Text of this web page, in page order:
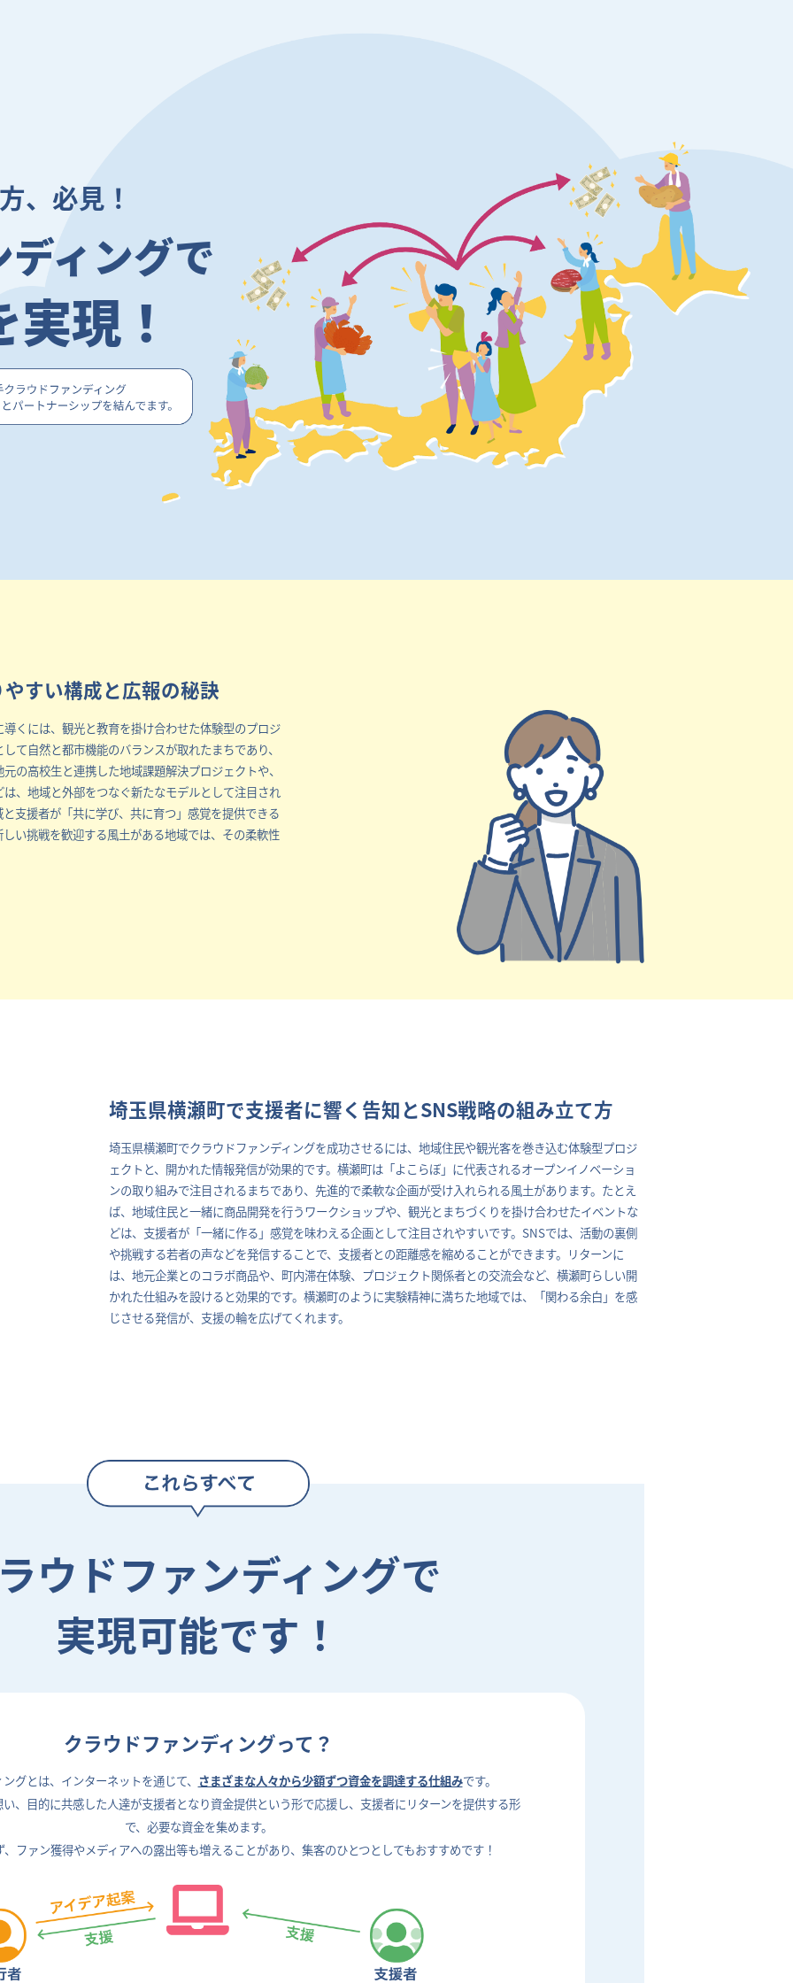
、必見！
ィングで
現！
すい構成と広報の秘訣
くには、観光と教育を掛け合わせた体験型のプロジ
て自然と都市機能のバランスが取れたまちであり、
の高校生と連携した地域課題解決プロジェクトや、
、地域と外部をつなぐ新たなモデルとして注目され
支援者が「共に学び、共に育つ」感覚を提供できる
い挑戦を歓迎する風土がある地域では、その柔軟性
埼玉県横瀬町で支援者に響く告知とSNS戦略の組み立て方
埼玉県横瀬町でクラウドファンディングを成功させるには、地域住民や観光客を巻き込む体験型プロジ
ェクトと、開かれた情報発信が効果的です。横瀬町は「よこらぼ」に代表されるオープンイノベーショ
ンの取り組みで注目されるまちであり、先進的で柔軟な企画が受け入れられる風土があります。たとえ
ば、地域住民と一緒に商品開発を行うワークショップや、観光とまちづくりを掛け合わせたイベントな
どは、支援者が「一緒に作る」感覚を味わえる企画として注目されやすいです。SNSでは、活動の裏側
や挑戦する若者の声などを発信することで、支援者との距離感を縮めることができます。リターンに
は、地元企業とのコラボ商品や、町内滞在体験、プロジェクト関係者との交流会など、横瀬町らしい開
かれた仕組みを設けると効果的です。横瀬町のように実験精神に満ちた地域では、「関わる余白」を感
じさせる発信が、支援の輪を広げてくれます。
ウドファンディングで
実現可能です！
クラウドファンディングって？
グとは、 インターネットを通じて、 さまざまな人々から少額ずつ資金を調達する仕組みです。
、目的に共感した人達が支援者となり資金提供という形で応援し、支援者にリターンを提供する形
で、 必要な資金を集めます。
ファン獲得やメディアへの露出等も増えることがあり、 集客のひとつとしてもおすすめです！